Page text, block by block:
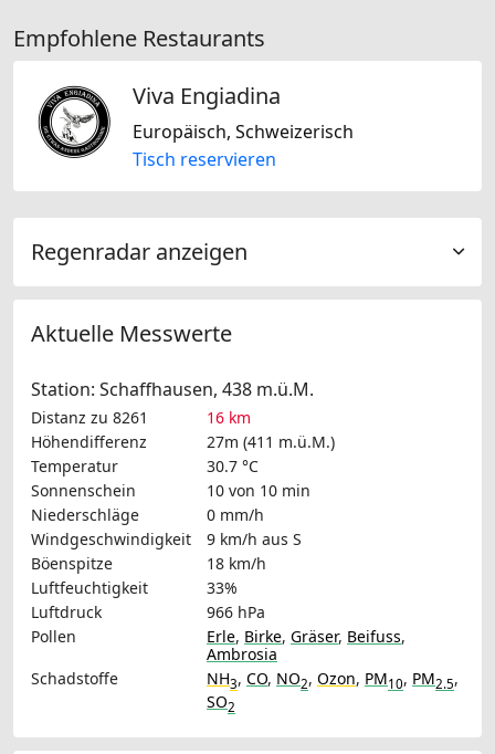
Empfohlene Restaurants
Viva Engiadina
Europäisch, Schweizerisch
Tisch reservieren
Regenradar anzeigen
Aktuelle Messwerte
Station: Schaffhausen, 438 m.ü.M.
Distanz zu 8261
16 km
Höhendifferenz
27m (411 m.ü.M.)
Temperatur
30.7 °C
Sonnenschein
10 von 10 min
Niederschläge
0 mm/h
Windgeschwindigkeit
9 km/h aus S
Böenspitze
18 km/h
Luftfeuchtigkeit
33%
Luftdruck
966 hPa
Pollen
Erle, Birke, Gräser, Beifuss,
Ambrosia
Schadstoffe
NH3, CO, NO2, Ozon, PM10, PM2.5,
SO2